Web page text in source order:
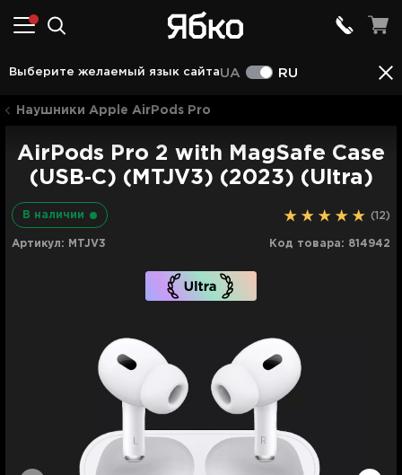
Выберите желаемый язык сайтаUA RU
Аксессуары Описание Характеристики
Наушники Apple AirPods Pro
AirPods Pro 2 with MagSafe Case
(USB‑C) (MTJV3) (2023) (Ultra)
В наличии
Код товара: 814942
Артикул: MTJV3
(12)